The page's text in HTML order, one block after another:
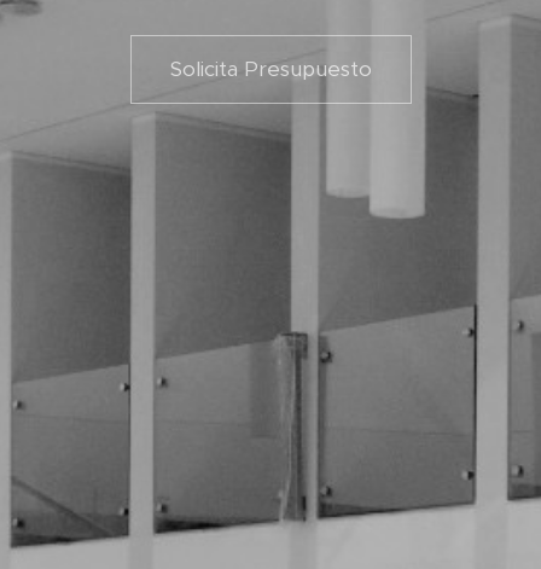
Solicita Presupuesto